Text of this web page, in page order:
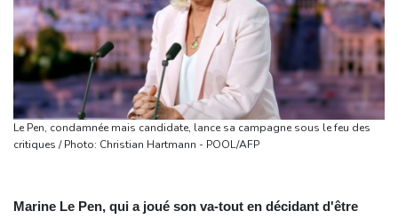
les défaillances des enquêtes
Le Sénat américain approuve la nomination de Todd Blanche
comme ministre de la Justice
Zelensky en Serbie pour sa première visite chez cet allié de
Moscou
Vin: une étude sur sept siècles montre les ravages du
Le Pen, condamnée mais candidate, lance sa campagne sous le feu des
critiques / Photo: Christian Hartmann - POOL/AFP
Marine Le Pen, qui a joué son va-tout en décidant d'être